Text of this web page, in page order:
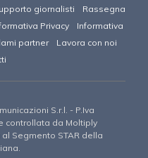
giornalisti
Rassegna
Privacy
Informativa
partner
Lavora con noi
S.r.l. - P.Iva
controllata da Moltiply
Segmento STAR della